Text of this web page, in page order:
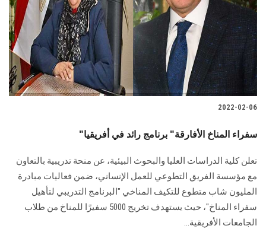
2022-02-06
"سفراء المناخ الأفارقة" برنامج رائد في أفريقيا
تعلن كلية الدراسات العليا والبحوث البيئية، عن منحة تدريبية بالتعاون
مع مؤسسة الفريق التطوعي للعمل الإنساني، ضمن فعاليات مبادرة
المليون شاب متطوع للتكيف المناخي "البرنامج التدريبي لتأهيل
سفراء المناخ"، حيث يستهدف تخريج 5000 سفيرًا للمناخ من طلاب
الجامعات الأفريقية...